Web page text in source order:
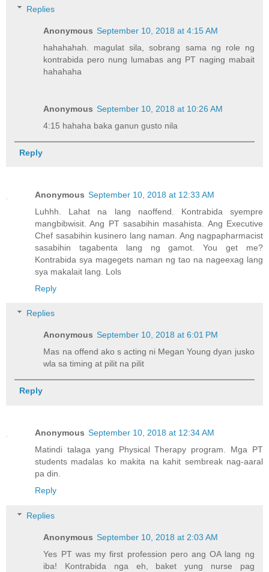
Replies
Anonymous September 10, 2018 at 4:15 AM
hahahahah. magulat sila, sobrang sama ng role ng
kontrabida pero nung lumabas ang PT naging mabait
hahahaha
Anonymous September 10, 2018 at 10:26 AM
4:15 hahaha baka ganun gusto nila
Reply
Anonymous September 10, 2018 at 12:33 AM
Luhhh. Lahat na lang naoffend. Kontrabida syempre
mangbibwisit. Ang PT sasabihin masahista. Ang Executive
Chef sasabihin kusinero lang naman. Ang nagpapharmacist
sasabihin tagabenta lang ng gamot. You get me?
Kontrabida sya magegets naman ng tao na nageexag lang
sya makalait lang. Lols
Reply
Replies
Anonymous September 10, 2018 at 6:01 PM
Mas na offend ako s acting ni Megan Young dyan jusko
wla sa timing at pilit na pilit
Reply
Anonymous September 10, 2018 at 12:34 AM
Matindi talaga yang Physical Therapy program. Mga PT
students madalas ko makita na kahit sembreak nag-aaral
pa din.
Reply
Replies
Anonymous September 10, 2018 at 2:03 AM
Yes PT was my first profession pero ang OA lang ng
iba! Kontrabida nga eh, baket yung nurse pag